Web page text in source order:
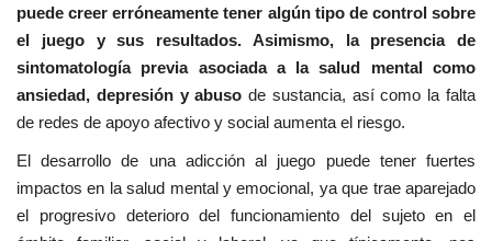
puede creer erróneamente tener algún tipo de control sobre
el juego y sus resultados. Asimismo, la presencia de
sintomatología previa asociada a la salud mental como
ansiedad, depresión y abuso de sustancia, así como la falta
de redes de apoyo afectivo y social aumenta el riesgo.
El desarrollo de una adicción al juego puede tener fuertes
impactos en la salud mental y emocional, ya que trae aparejado
el progresivo deterioro del funcionamiento del sujeto en el